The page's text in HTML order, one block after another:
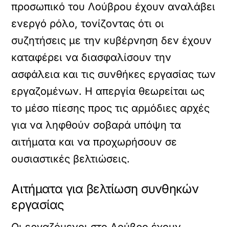
προσωπικό του Λούβρου έχουν αναλάβει
ενεργό ρόλο, τονίζοντας ότι οι
συζητήσεις με την κυβέρνηση δεν έχουν
καταφέρει να διασφαλίσουν την
ασφάλεια και τις συνθήκες εργασίας των
εργαζομένων. Η απεργία θεωρείται ως
το μέσο πίεσης προς τις αρμόδιες αρχές
για να ληφθούν σοβαρά υπόψη τα
αιτήματα και να προχωρήσουν σε
ουσιαστικές βελτιώσεις.
Αιτήματα για βελτίωση συνθηκών
εργασίας